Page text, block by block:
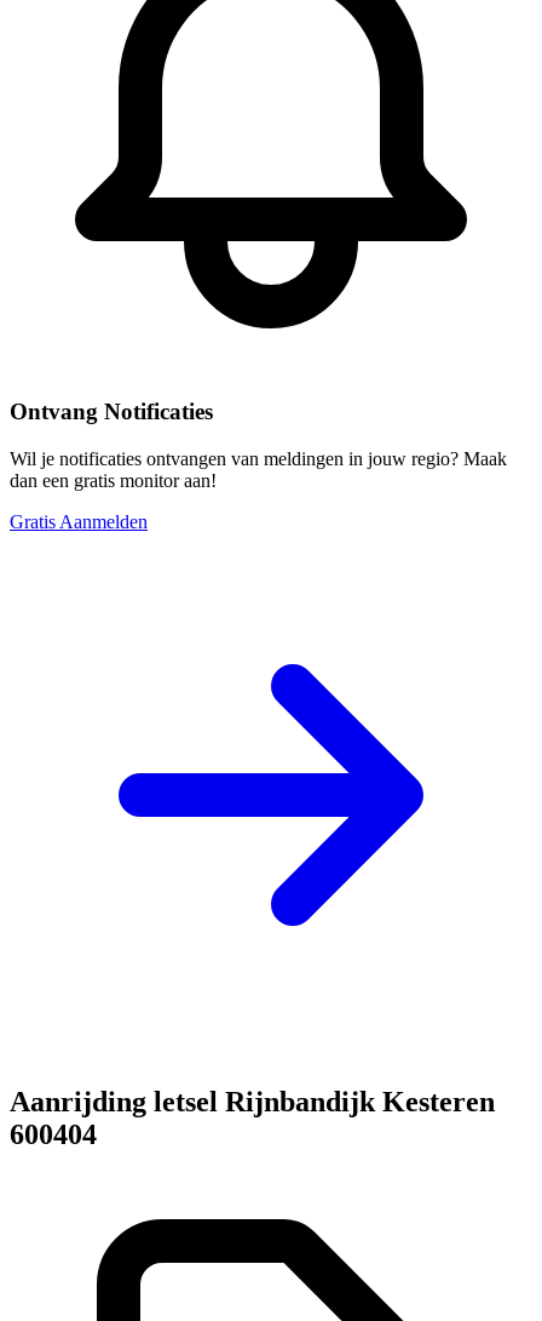
Ontvang Notificaties
Wil je notificaties ontvangen van meldingen in jouw regio? Maak
dan een gratis monitor aan!
Gratis Aanmelden
Aanrijding letsel Rijnbandijk Kesteren
600404